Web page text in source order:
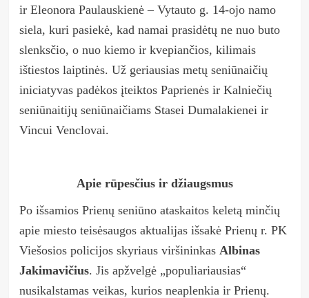
ir Eleonora Paulauskienė –Vytauto g. 14-ojo namo
siela, kuri pasiekė, kad namai prasidėtų ne nuo buto
slenksčio, o nuo kiemo ir kvepiančios, kilimais
ištiestos laiptinės. Už geriausias metų seniūnaičių
iniciatyvas padėkos įteiktos Paprienės ir Kalniečių
seniūnaitijų seniūnaičiams Stasei Dumalakienei ir
Vincui Venclovai.
Apie rūpesčius ir džiaugsmus
Po išsamios Prienų seniūno ataskaitos keletą minčių
apie miesto teisėsaugos aktualijas išsakė Prienų r. PK
Viešosios policijos skyriaus viršininkas Albinas
Jakimavičius. Jis apžvelgė „populiariausias“
nusikalstamas veikas, kurios neaplenkia ir Prienų.